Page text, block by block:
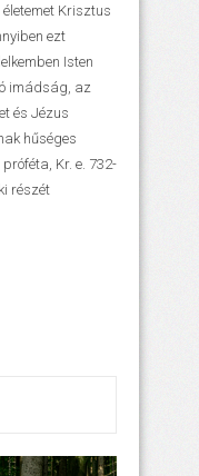
életemet Krisztus
ezt
Isten
imádság, az
és Jézus
hűséges
Kr. e. 732-
részét